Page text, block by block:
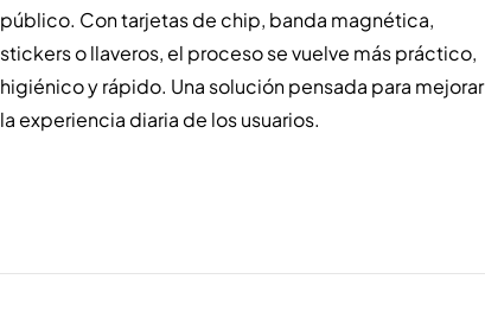
público. Con tarjetas de chip, banda magnética,
stickers o llaveros, el proceso se vuelve más práctico,
higiénico y rápido. Una solución pensada para mejorar
la experiencia diaria de los usuarios.